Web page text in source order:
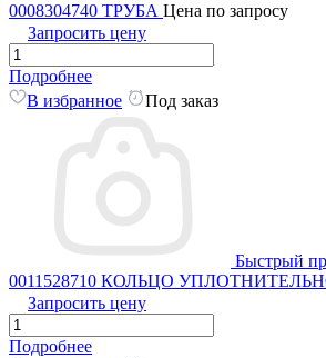
0008304740 ТРУБА Цена по запросу
Запросить цену
Подробнее
В избранное
Под заказ
Быстрый
0011528710 КОЛЬЦО
Запросить цену
Подробнее